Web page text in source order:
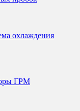
охлаждения
ГРМ